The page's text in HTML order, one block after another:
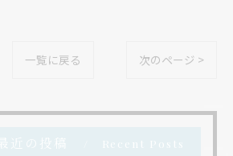
一覧に戻る 次のページ >
近の投稿 Recent Posts